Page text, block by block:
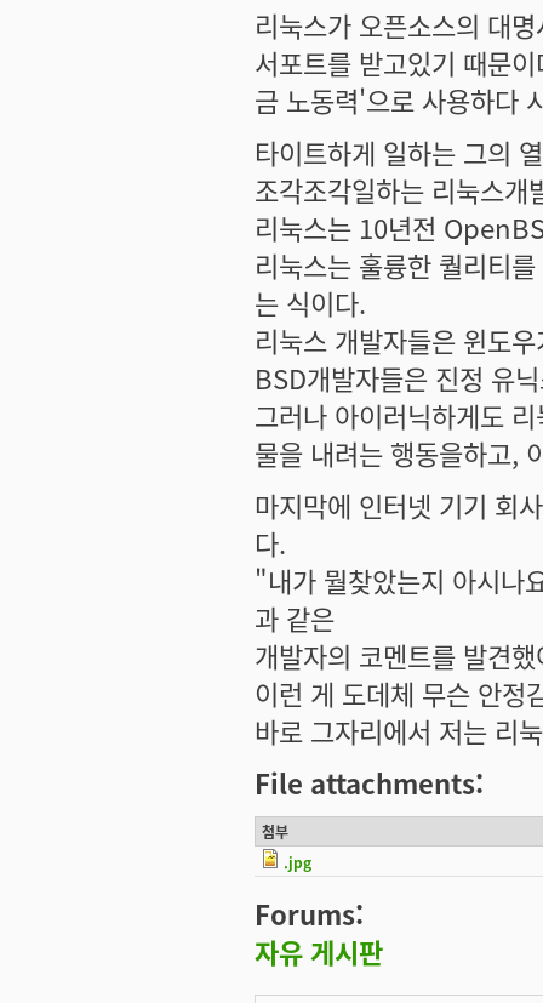
리눅스가 오픈소스의 대
서포트를 받고있기 때문
금 노동력'으로 사용하다
타이트하게 일하는 그의
조각조각일하는 리눅스
리눅스는 10년전
리눅스는 훌륭한 퀄리티
는 식이다.
리눅스 개발자들은 윈도
BSD개발자들은 진정 유
그러나 아이러닉하게도
물을 내려는 행동을하고,
마지막에 인터넷 기기 회
다.
"내가 뭘찾았는지 아시나
과 같은
개발자의 코멘트를 발견
이런 게 도데체 무슨 안정
바로 그자리에서 저는 리
File attachments:
첨부
.jpg
Forums:
자유 게시판